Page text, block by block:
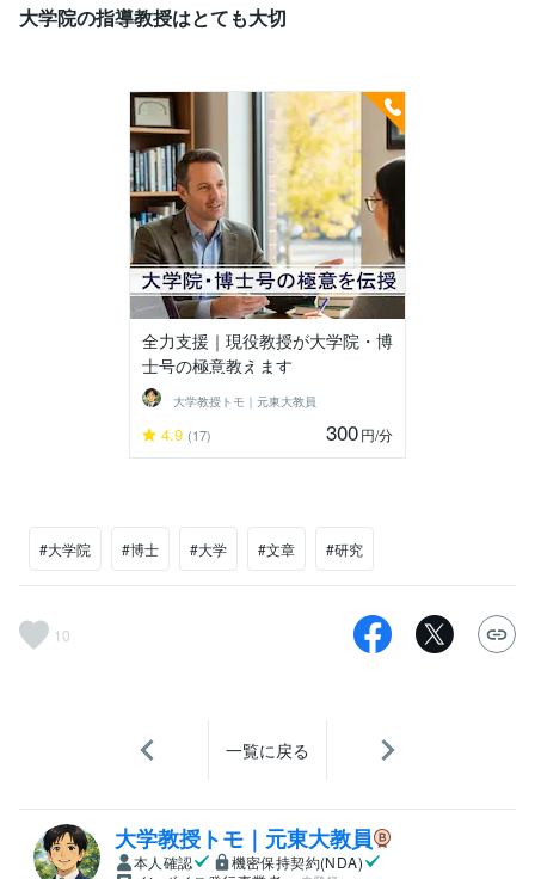
大学院の指導教授はとても大切
全力支援｜現役教授が大学院・博
士号の極意教えます
大学教授トモ｜元東大教員
4.9 (17) 300円/分
#大学院 #博士 #大学 #文章 #研究
10
一覧に戻る
大学教授トモ｜元東大教員
本人確認
機密保持契約(NDA)